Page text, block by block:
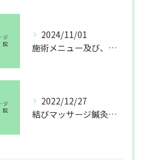
2024/11/01
施術メニュー及び、料金改定のお知らせ
2022/12/27
結びマッサージ鍼灸整骨院より年末のご挨拶